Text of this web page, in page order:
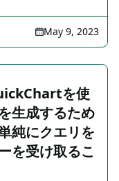
May 9, 2023
を使
生成するため
純にクエリを
を受け取るこ